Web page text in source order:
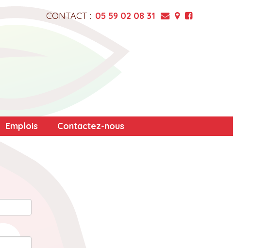
CONTACT : 05 59 02 08 31
Emplois Contactez-nous